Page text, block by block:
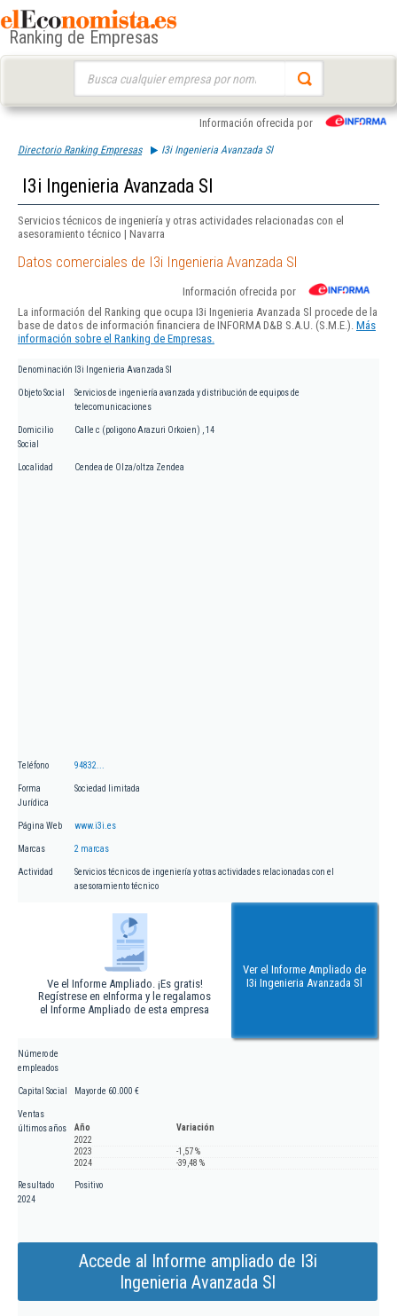
Ranking de Empresas
Información ofrecida por
Directorio Ranking Empresas I3i Ingenieria Avanzada Sl
I3i Ingenieria Avanzada Sl
Servicios técnicos de ingeniería y otras actividades relacionadas con el
asesoramiento técnico | Navarra
Datos comerciales de I3i Ingenieria Avanzada Sl
Información ofrecida por
La información del Ranking que ocupa I3i Ingenieria Avanzada Sl procede de la
base de datos de información financiera de INFORMA D&B S.A.U. (S.M.E.). Más
información sobre el Ranking de Empresas.
Denominación I3i Ingenieria Avanzada Sl
Objeto Social
Servicios de ingeniería avanzada y distribución de equipos de
telecomunicaciones
Domicilio
Social
Calle c (poligono Arazuri Orkoien) , 14
Localidad Cendea de Olza/oltza Zendea
Teléfono 94832...
Forma
Jurídica
Sociedad limitada
Página Web www.i3i.es
Marcas 2 marcas
Actividad
Servicios técnicos de ingeniería y otras actividades relacionadas con el
asesoramiento técnico
Ve el Informe Ampliado. ¡Es gratis!
Regístrese en eInforma y le regalamos
el Informe Ampliado de esta empresa
Ver el Informe Ampliado de
I3i Ingenieria Avanzada Sl
Número de
empleados
Capital Social Mayor de 60.000 €
Ventas
últimos años
Año
Variación
2022
2023
-1,57 %
2024
-39,48 %
Resultado
2024
Positivo
Accede al Informe ampliado de I3i
Ingenieria Avanzada Sl